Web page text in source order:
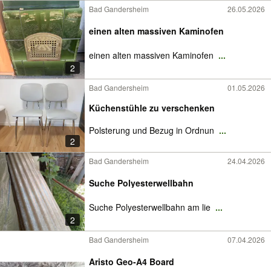
2
Bad Gandersheim 26.05.2026
einen alten massiven Kaminofen
einen alten massiven Kaminofen ...
2
Bad Gandersheim 01.05.2026
Küchenstühle zu verschenken
Polsterung und Bezug in Ordnun ...
2
Bad Gandersheim 24.04.2026
Suche Polyesterwellbahn
Suche Polyesterwellbahn am lie ...
Bad Gandersheim 07.04.2026
Aristo Geo-A4 Board